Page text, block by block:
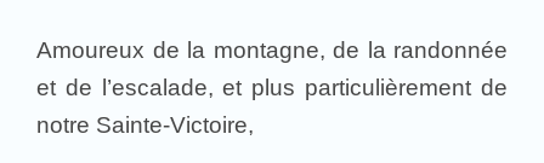
Amoureux de la montagne, de la randonnée
et de l’escalade, et plus particulièrement de
notre Sainte-Victoire,